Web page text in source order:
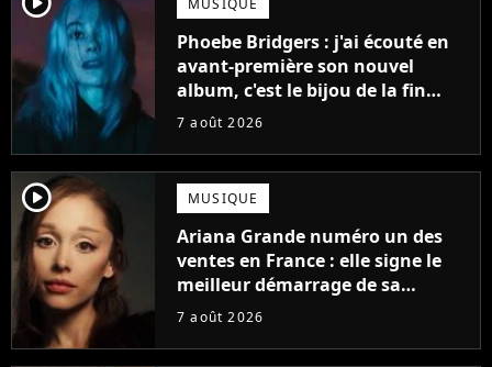
MUSIQUE
Phoebe Bridgers : j'ai écouté en
avant-première son nouvel
album, c'est le bijou de la fin
d'été
7 août 2026
player2 MUSIQUE
Ariana Grande numéro un des
ventes en France : elle signe le
meilleur démarrage de sa
carrière avec son album Petal
7 août 2026